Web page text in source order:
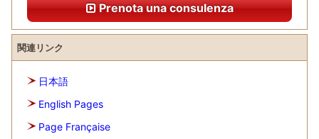
Prenota una consulenza
関連リンク
日本語
English Pages
Page Française